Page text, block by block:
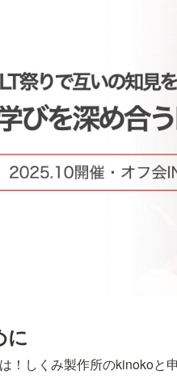
に
！しくみ製作所のkinokoと申